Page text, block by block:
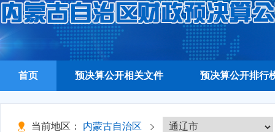
首页 预决算公开相关文件 预决算公开排行
当前地区： 内蒙古自治区